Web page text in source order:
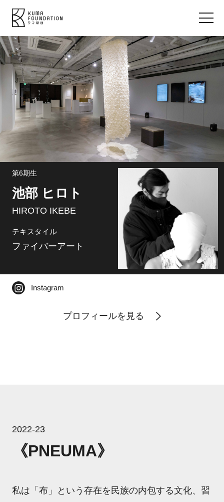
第6期生
池部 ヒロト
HIROTO IKEBE
テキスタイル
ファイバーアート
Instagram
プロフィールを見る
2022-23
《PNEUMA》
私は「布」という存在を民族の内包する文化、習